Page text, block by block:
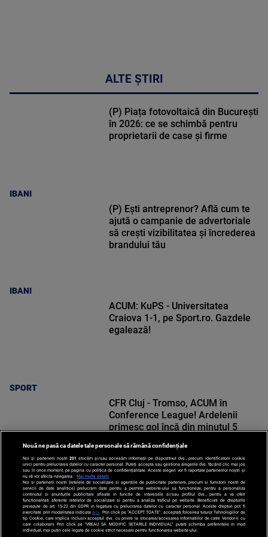
ALTE ȘTIRI
IBANI
(P) Piața fotovoltaică din București
în 2026: ce se schimbă pentru
proprietarii de case și firme
IBANI
(P) Ești antreprenor? Află cum te
ajută o campanie de advertoriale
să crești vizibilitatea și încrederea
brandului tău
SPORT
ACUM: KuPS - Universitatea
Craiova 1-1, pe Sport.ro. Gazdele
egalează!
SPORT
CFR Cluj - Tromso, ACUM în
Conference League! Ardelenii
primesc gol încă din minutul 5
Nouă ne pasă ca datele tale personale să rămână confidențiale
Noi și partenerii noștri 201 stocăm și/sau accesăm informații pe dispozitivul dvs., precum identificatorii cookie
unici pentru prelucrarea datelor cu caracter personal. Puteți accepta sau gestiona alegerile dvs. făcând clic mai jos
sau în orice moment, pe pagina cu politica de confidențialitate. Aceste alegeri vor fi raportate partenerilor noștri și
nu vă vor afecta navigarea.
Mai multe detalii
Noi si partenerii nostri (retelele de socializare si agentiile de publicitate partenere, precum si furnizorii nostri de
servicii de date analitice) prelucram date pentru a permite website-ului sa functioneze, pentru a personaliza
continutul si anunturile publicitare afisate in functie de interesele si/sau profilul dvs., pentru a va oferi
functionalitati aferente retelelor de socializare si pentru a analiza traficul pe website. Beneficiati de drepturile
prevazute de art. 15-22 din GDPR in legatura cu prelucrarea datelor cu caracter personal. Aceste drepturi pot fi
exercitate prin modalitatea indicataaici . Prin click pe “ACCEPT TOATE”, acceptati folosirea tuturor Tehnologiilor de
tip Cookie, care implica inclusiv acceptul dvs. cu privire la stocarea/accesarea informatiilor de catre Vendor-ii cu
care colaboram. Prin click pe “VREAU SA MODIFIC SETARILE INDIVIDUAL” puteti schimba preferintele in mod
individual, mai putin cele legate de cookie strict necesare pentru functionarea website-ului.